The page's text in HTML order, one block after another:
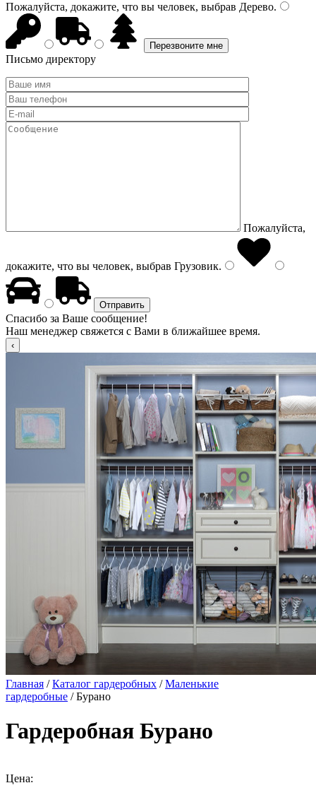
Пожалуйста, докажите, что вы человек, выбрав Дерево.
Письмо директору
Пожалуйста,
докажите, что вы человек, выбрав Грузовик.
Спасибо за Ваше сообщение!
Наш менеджер свяжется с Вами в ближайшее время.
Главная /Каталог гардеробных /Маленькие
гардеробные / Бурано
Гардеробная Бурано
Цена: